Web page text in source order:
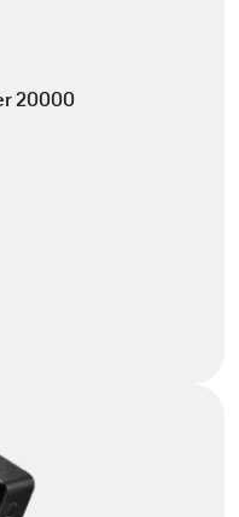
20000